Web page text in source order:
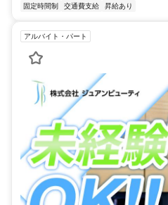
固定時間制 交通費支給 昇給あり
アルバイト・パート